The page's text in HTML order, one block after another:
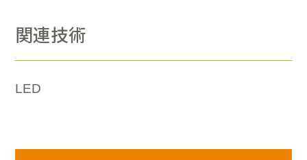
関連技術
LED